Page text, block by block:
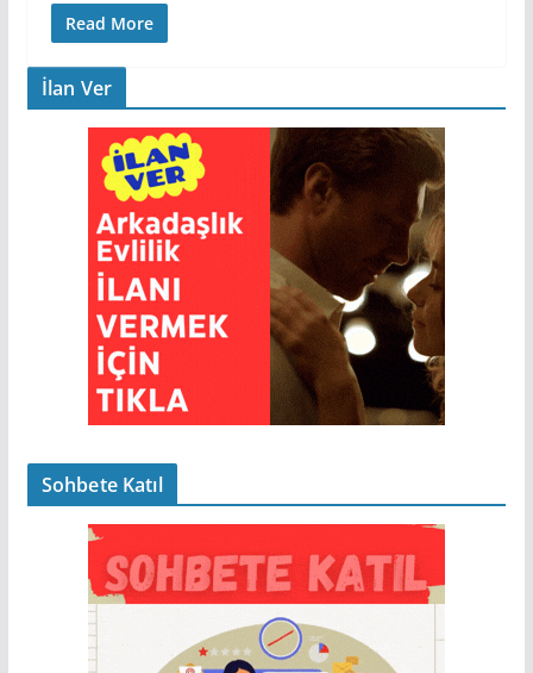
Read More
İlan Ver
Sohbete Katıl